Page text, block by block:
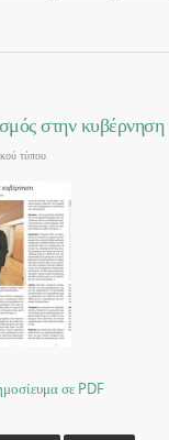
στην κυβέρνηση
τύπου
σε PDF